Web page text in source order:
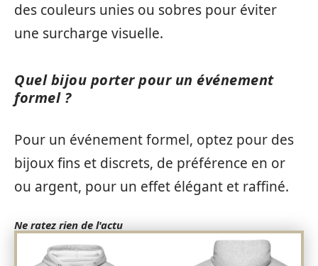
des couleurs unies ou sobres pour éviter
une surcharge visuelle.
Quel bijou porter pour un événement
formel ?
Pour un événement formel, optez pour des
bijoux fins et discrets, de préférence en or
ou argent, pour un effet élégant et raffiné.
Ne ratez rien de l'actu